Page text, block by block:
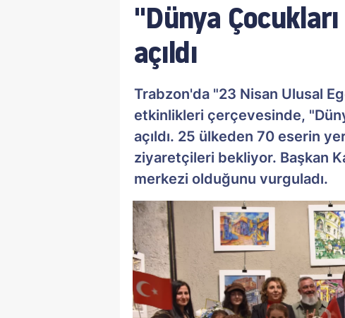
"Dünya
açıldı
Trabzon'da "23 Nisan Ulusal
etkinlikleri çerçevesinde,
açıldı. 25 ülkeden 70 eserin
ziyaretçileri bekliyor. Başkan
merkezi olduğunu vurguladı.